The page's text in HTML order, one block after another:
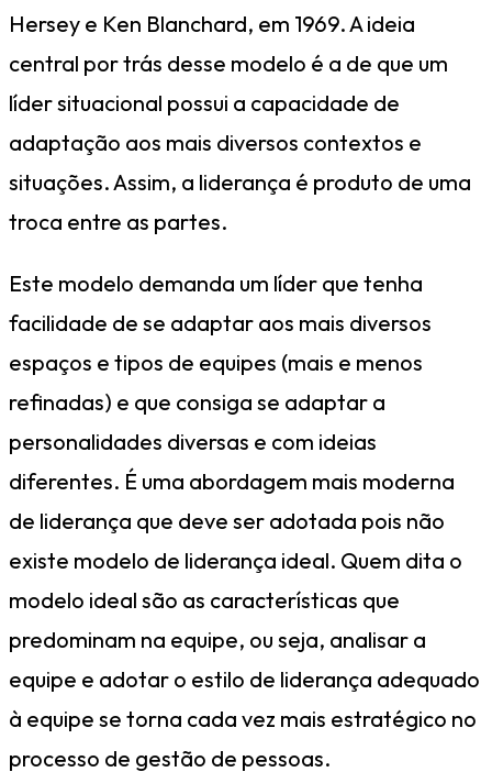
Hersey e Ken Blanchard, em 1969. A ideia
central por trás desse modelo é a de que um
líder situacional possui a capacidade de
adaptação aos mais diversos contextos e
situações. Assim, a liderança é produto de uma
troca entre as partes.
Este modelo demanda um líder que tenha
facilidade de se adaptar aos mais diversos
espaços e tipos de equipes (mais e menos
refinadas) e que consiga se adaptar a
personalidades diversas e com ideias
diferentes. É uma abordagem mais moderna
de liderança que deve ser adotada pois não
existe modelo de liderança ideal. Quem dita o
modelo ideal são as características que
predominam na equipe, ou seja, analisar a
equipe e adotar o estilo de liderança adequado
à equipe se torna cada vez mais estratégico no
processo de gestão de pessoas.